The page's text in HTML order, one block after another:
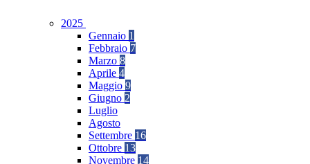
2025
Gennaio 1
Febbraio 7
Marzo 8
Aprile 4
Maggio 9
Giugno 2
Luglio
Agosto
Settembre 16
Ottobre 13
Novembre 14